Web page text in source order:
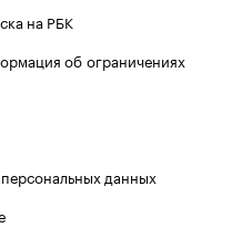
на РБК
об ограничениях
данных